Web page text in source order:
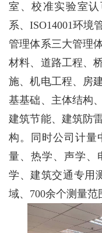
室、校准实验室认
系、ISO14001环境
管理体系三大管理
材料、道路工程、
施、机电工程、房
基基础、主体结构
建筑节能、建筑防
构。同时公司计量
量、热学、声学、
学、建筑交通专用
域、700余个测量范